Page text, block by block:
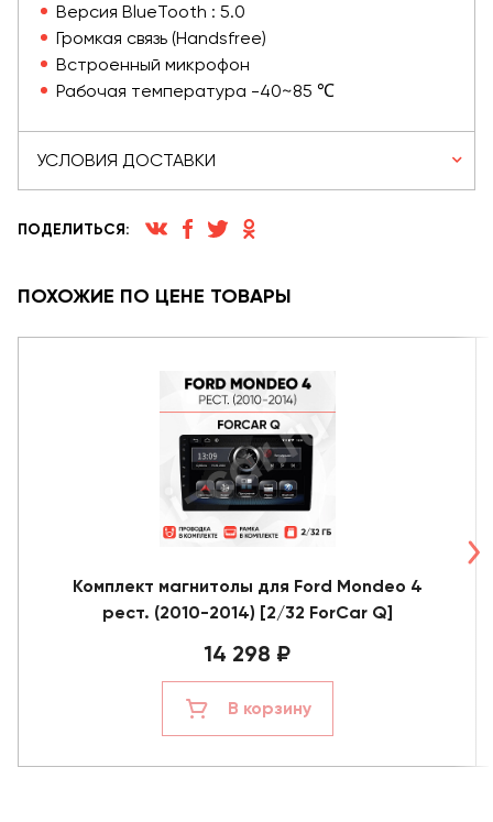
Версия BlueTooth : 5.0
Громкая связь (Handsfree)
Встроенный микрофон
Рабочая температура -40~85 ℃
УСЛОВИЯ ДОСТАВКИ
ПОДЕЛИТЬСЯ:
ПОХОЖИЕ ПО ЦЕНЕ ТОВАРЫ
Комплект магнитолы для Ford Mondeo 4
рест. (2010-2014) [2/32 ForCar Q]
14 298 ₽
В корзину